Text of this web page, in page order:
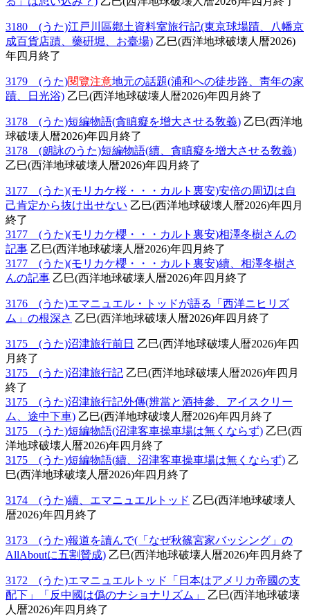
3180 (うた)江戸川區鄕土資料室旅行記(東京球場蹟、八幡京
成百貨店蹟、藥硏堀、お臺場) 乙巳(西洋地球破壊人暦2026)
年四月終了
3179 (うた)閱覽注意地元の話題(浦和への徒步路、靑年の家
蹟、日光浴) 乙巳(西洋地球破壊人暦2026)年四月終了
3178 (うた)短編物語(貪瞋癡を增大させる敎義) 乙巳(西洋地
球破壊人暦2026)年四月終了
3178 (朗詠のうた)短編物語(續、貪瞋癡を增大させる敎義)
乙巳(西洋地球破壊人暦2026)年四月終了
3177 (うた)(モリカケ桜・・・カルト裏安)安倍の周辺は自
己肯定から抜け出せない 乙巳(西洋地球破壊人暦2026)年四月
終了
3177 (うた)(モリカケ櫻・・・カルト裏安)相澤冬樹さんの
記事 乙巳(西洋地球破壊人暦2026)年四月終了
3177 (うた)(モリカケ櫻・・・カルト裏安)續、相澤冬樹さ
んの記事 乙巳(西洋地球破壊人暦2026)年四月終了
3176 (うた)エマニュエル・トッドが語る「西洋ニヒリズ
ム」の根深さ 乙巳(西洋地球破壊人暦2026)年四月終了
3175 (うた)沼津旅行前日 乙巳(西洋地球破壊人暦2026)年四
月終了
3175 (うた)沼津旅行記 乙巳(西洋地球破壊人暦2026)年四月
終了
3175 (うた)沼津旅行記外傳(辨當と酒持參、アイスクリー
ム、途中下車) 乙巳(西洋地球破壊人暦2026)年四月終了
3175 (うた)短編物語(沼津客車操車場は無くならず) 乙巳(西
洋地球破壊人暦2026)年四月終了
3175 (うた)短編物語(續、沼津客車操車場は無くならず) 乙
巳(西洋地球破壊人暦2026)年四月終了
3174 (うた)續、エマニュエルトッド 乙巳(西洋地球破壊人
暦2026)年四月終了
3173 (うた)報道を讀んで(「なぜ秋篠宮家バッシング」の
AllAboutに五割贊成) 乙巳(西洋地球破壊人暦2026)年四月終了
3172 (うた)エマニュエルトッド「日本はアメリカ帝國の支
配下」「反中國は僞のナショナリズム」
乙巳(西洋地球破壊
人暦2026)年四月終了